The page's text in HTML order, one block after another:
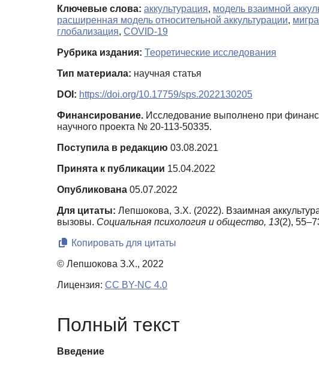
Ключевые слова: аккультурация, модель взаимной
расширенная модель относительной аккультурации,
глобализация, COVID-19
Рубрика издания: Теоретические исследования
Тип материала: научная статья
DOI: https://doi.org/10.17759/sps.2022130205
Финансирование. Исследование выполнено при
научного проекта № 20-113-50335.
Поступила в редакцию 03.08.2021
Принята к публикации 15.04.2022
Опубликована 05.07.2022
Для цитаты: Лепшокова, З.Х. (2022). Взаимная
вызовы. Социальная психология и общество, 13(2),
Копировать для цитаты
© Лепшокова З.Х., 2022
Лицензия: CC BY-NC 4.0
Полный текст
Введение